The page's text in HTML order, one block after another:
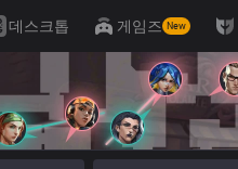
데스크톱 게임즈 New